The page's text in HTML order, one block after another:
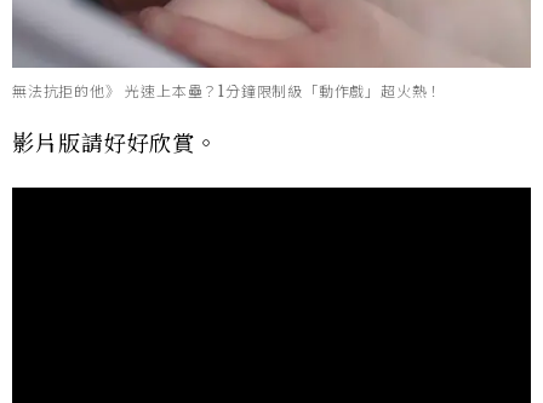
無法抗拒的他》 光速上本壘？1分鐘限制級「動作戲」超火熱！
影片版請好好欣賞。